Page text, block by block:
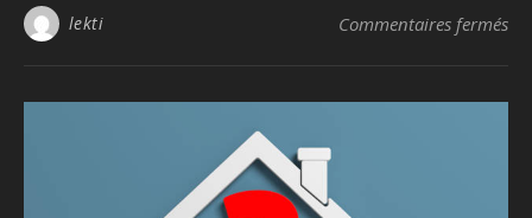
lekti Commentaires fermés